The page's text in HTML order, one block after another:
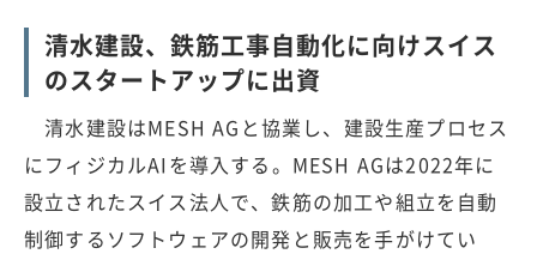
清水建設、鉄筋工事自動化に向けスイス
のスタートアップに出資
清水建設はMESH AGと協業し、建設生産プロセス
にフィジカルAIを導入する。MESH AGは2022年に
設立されたスイス法人で、鉄筋の加工や組立を自動
制御するソフトウェアの開発と販売を手がけてい